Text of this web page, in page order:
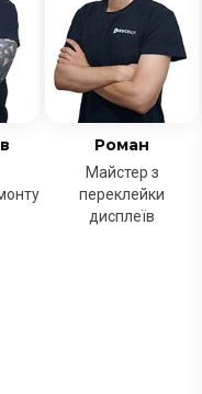
Роман
Майстер з
переклейки
дисплеїв